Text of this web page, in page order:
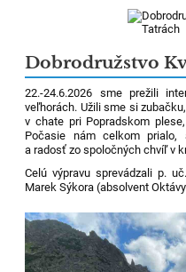
Dobrodružstvo
22.-24.6.2026 sme prežili
veľhorách. Užili sme si
v chate pri Popradskom
Počasie nám celkom
a radosť zo spoločných chvíľ v
Celú výpravu sprevádzali p.
Marek Sýkora (absolvent